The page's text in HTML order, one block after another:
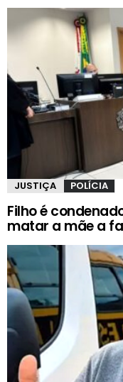
JUSTIÇA POLÍCIA
Filho é
matar a mãe a